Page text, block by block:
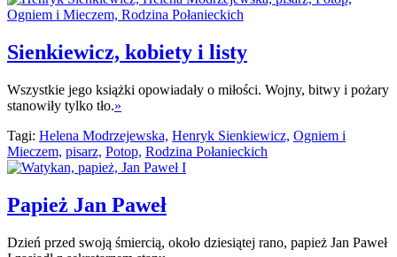
Sienkiewicz, kobiety i listy
Wszystkie jego książki opowiadały o miłości. Wojny, bitwy i pożary
stanowiły tylko tło.»
Tagi: Helena Modrzejewska, Henryk Sienkiewicz, Ogniem i
Mieczem, pisarz, Potop, Rodzina Połanieckich
Papież Jan Paweł
Dzień przed swoją śmiercią, około dziesiątej rano, papież Jan Paweł